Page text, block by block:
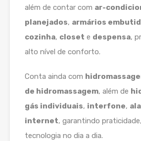
além de contar com ar-
planejados, armários
cozinha, closet e despensa,
alto nível de conforto.
Conta ainda com
de hidromassagem, além de
gás individuais, interfone,
internet, garantindo
tecnologia no dia a dia.